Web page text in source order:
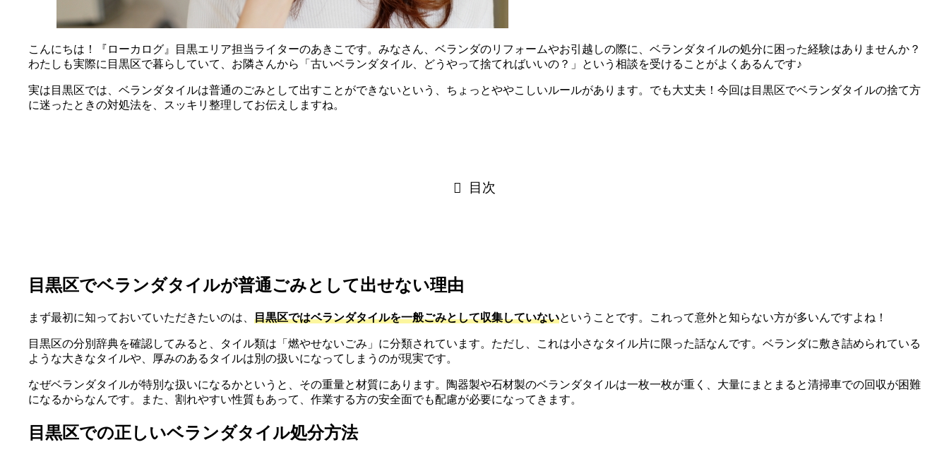
こんにちは！『ローカログ』目黒エリア担当ライターのあきこです。みなさん、ベランダのリフォームやお引越しの際に、ベランダタイルの処分に困った経験はありませんか？
わたしも実際に目黒区で暮らしていて、お隣さんから「古いベランダタイル、どうやって捨てればいいの？」という相談を受けることがよくあるんです♪
実は目黒区では、ベランダタイルは普通のごみとして出すことができないという、ちょっとややこしいルールがあります。でも大丈夫！今回は目黒区でベランダタイルの捨て方
に迷ったときの対処法を、スッキリ整理してお伝えしますね。
目次
目黒区でベランダタイルが普通ごみとして出せない理由
まず最初に知っておいていただきたいのは、 目黒区ではベランダタイルを一般ごみとして収集していないということです。これって意外と知らない方が多いんですよね！
目黒区の分別辞典を確認してみると、タイル類は「燃やせないごみ」に分類されています。ただし、これは小さなタイル片に限った話なんです。ベランダに敷き詰められている
ような大きなタイルや、厚みのあるタイルは別の扱いになってしまうのが現実です。
なぜベランダタイルが特別な扱いになるかというと、その重量と材質にあります。陶器製や石材製のベランダタイルは一枚一枚が重く、大量にまとまると清掃車での回収が困難
になるからなんです。また、割れやすい性質もあって、作業する方の安全面でも配慮が必要になってきます。
目黒区での正しいベランダタイル処分方法